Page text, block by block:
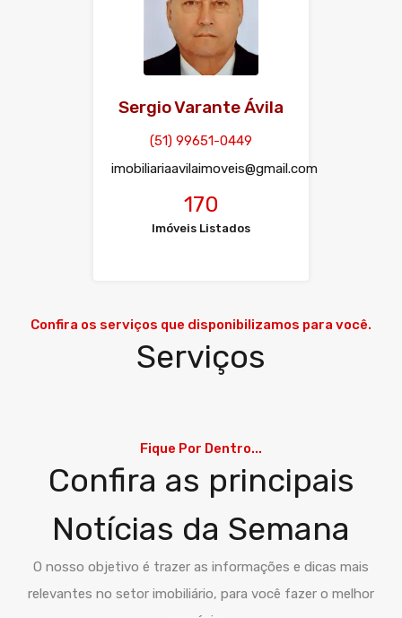
Sergio Varante Ávila
(51) 99651-0449
imobiliariaavilaimoveis@gmail.com
170
Imóveis Listados
Confira os serviços que disponibilizamos para você.
Serviços
Fique Por Dentro...
Confira as principais
Notícias da Semana
O nosso objetivo é trazer as informações e dicas mais
relevantes no setor imobiliário, para você fazer o melhor